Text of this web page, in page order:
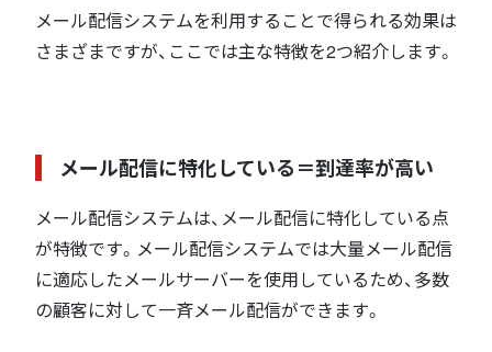
メール配信システムを利用することで得られる効果は
さまざまですが、ここでは主な特徴を2つ紹介します。
メール配信に特化している＝到達率が高い
メール配信システムは、メール配信に特化している点
が特徴です。メール配信システムでは大量メール配信
に適応したメールサーバーを使用しているため、多数
の顧客に対して一斉メール配信ができます。